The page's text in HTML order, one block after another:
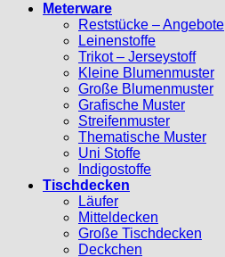
Meterware
Reststücke – Angebote
Leinenstoffe
Trikot – Jerseystoff
Kleine Blumenmuster
Große Blumenmuster
Grafische Muster
Streifenmuster
Thematische Muster
Uni Stoffe
Indigostoffe
Tischdecken
Läufer
Mitteldecken
Große Tischdecken
Deckchen